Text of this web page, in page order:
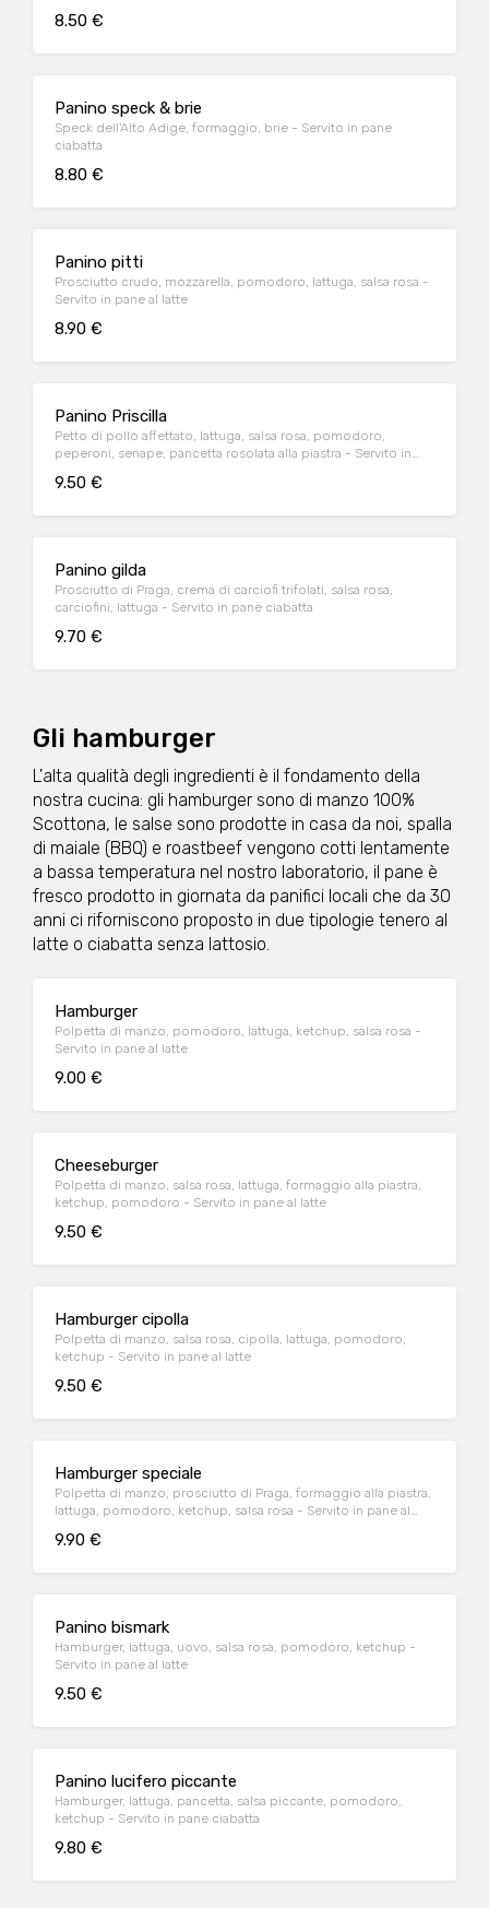
8.50 €
Panino speck & brie
Speck dell'Alto Adige, formaggio, brie - Servito in pane
ciabatta
8.80 €
Panino pitti
Prosciutto crudo, mozzarella, pomodoro, lattuga, salsa rosa -
Servito in pane al latte
8.90 €
Panino Priscilla
Petto di pollo affettato, lattuga, salsa rosa, pomodoro,
peperoni, senape, pancetta rosolata alla piastra - Servito in
9.50 €
Panino gilda
Prosciutto di Praga, crema di carciofi trifolati, salsa rosa,
carciofini, lattuga - Servito in pane ciabatta
9.70 €
Gli hamburger
L'alta qualità degli ingredienti è il fondamento della
nostra cucina: gli hamburger sono di manzo 100%
Scottona, le salse sono prodotte in casa da noi, spalla
di maiale (BBQ) e roastbeef vengono cotti lentamente
a bassa temperatura nel nostro laboratorio, il pane è
fresco prodotto in giornata da panifici locali che da 30
anni ci riforniscono proposto in due tipologie tenero al
latte o ciabatta senza lattosio.
Hamburger
Polpetta di manzo, pomodoro, lattuga, ketchup, salsa rosa -
Servito in pane al latte
9.00 €
Cheeseburger
Polpetta di manzo, salsa rosa, lattuga, formaggio alla piastra,
ketchup, pomodoro - Servito in pane al latte
9.50 €
Hamburger cipolla
Polpetta di manzo, salsa rosa, cipolla, lattuga, pomodoro,
ketchup - Servito in pane al latte
9.50 €
Hamburger speciale
Polpetta di manzo, prosciutto di Praga, formaggio alla piastra,
lattuga, pomodoro, ketchup, salsa rosa - Servito in pane al
9.90 €
Panino bismark
Hamburger, lattuga, uovo, salsa rosa, pomodoro, ketchup -
Servito in pane al latte
9.50 €
Panino lucifero piccante
Hamburger, lattuga, pancetta, salsa piccante, pomodoro,
ketchup - Servito in pane ciabatta
9.80 €